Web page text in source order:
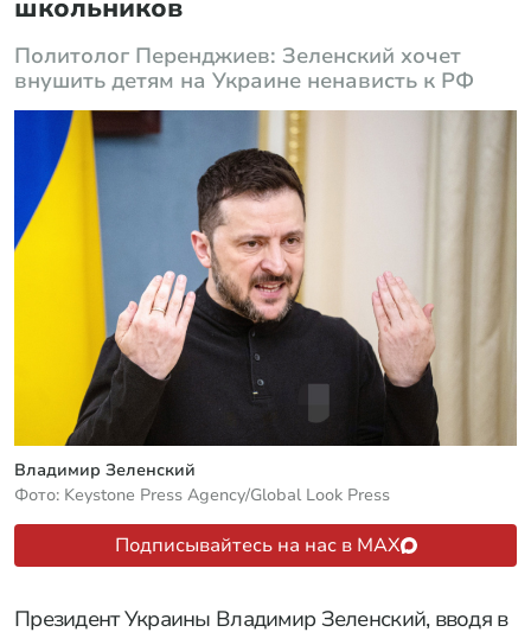
школьников
Политолог Перенджиев: Зеленский хочет
внушить детям на Украине ненависть к РФ
Владимир Зеленский
Фото: Keystone Press Agency/Global Look Press
Подписывайтесь на нас в MAX
Президент Украины Владимир Зеленский, вводя в